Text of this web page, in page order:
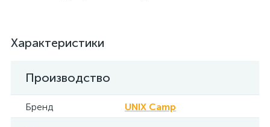
Характеристики
Производство
Бренд UNIX Camp